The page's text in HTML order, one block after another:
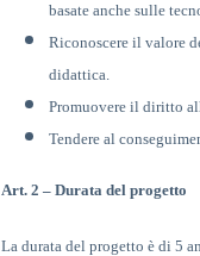
basate anche sulle
Riconoscere il valore
didattica.
Promuovere il diritto
Tendere al
Art. 2 – Durata del progetto
La durata del progetto è di 5